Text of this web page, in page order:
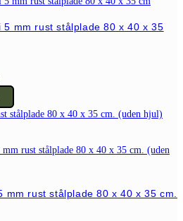
5 mm rust stålplade 80 x 40 x 35
mm rust stålplade 80 x 40 x 35 cm.